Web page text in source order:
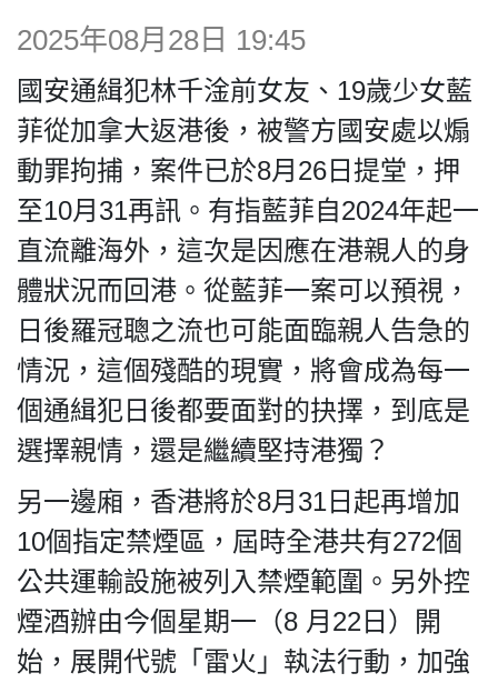
昔日
系列
活動
關於我們
我們的立場
登記支持
2025年08月28日 19:45
國安通緝犯林千淦前女友、19歲少女藍
菲從加拿大返港後，被警方國安處以煽
動罪拘捕，案件已於8月26日提堂，押
至10月31再訊。有指藍菲自2024年起一
直流離海外，這次是因應在港親人的身
體狀況而回港。從藍菲一案可以預視，
日後羅冠聰之流也可能面臨親人告急的
情況，這個殘酷的現實，將會成為每一
個通緝犯日後都要面對的抉擇，到底是
選擇親情，還是繼續堅持港獨？
另一邊廂，香港將於8月31日起再增加
10個指定禁煙區，屆時全港共有272個
公共運輸設施被列入禁煙範圍。另外控
煙酒辦由今個星期一（8 月22日）開
始，展開代號「雷火」執法行動，加強